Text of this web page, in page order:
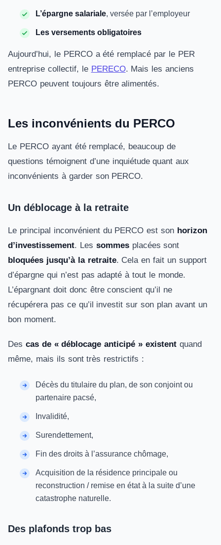
L’épargne salariale, versée par l’employeur
Les versements obligatoires
Aujourd’hui, le PERCO a été remplacé par le PER
entreprise collectif, le PERECO. Mais les anciens
PERCO peuvent toujours être alimentés.
Les inconvénients du PERCO
Le PERCO ayant été remplacé, beaucoup de
questions témoignent d’une inquiétude quant aux
inconvénients à garder son PERCO.
Un déblocage à la retraite
Le principal inconvénient du PERCO est son horizon
d’investissement. Les sommesplacées sont
bloquées jusqu’à la retraite. Cela en fait un support
d’épargne qui n’est pas adapté à tout le monde.
L’épargnant doit donc être conscient qu’il ne
récupérera pas ce qu’il investit sur son plan avant un
bon moment.
Des cas de « déblocage anticipé » existentquand
même, mais ils sont très restrictifs :
Décès du titulaire du plan, de son conjoint ou
partenaire pacsé,
Invalidité,
Surendettement,
Fin des droits à l’assurance chômage,
Acquisition de la résidence principale ou
reconstruction / remise en état à la suite d’une
catastrophe naturelle.
Des plafonds trop bas